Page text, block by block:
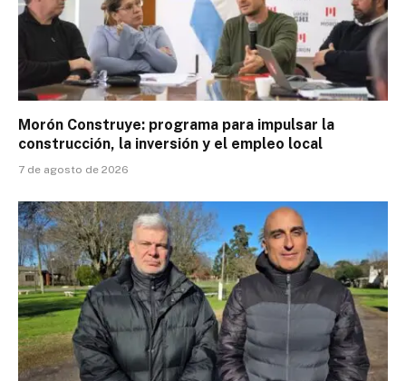
Morón Construye: programa para impulsar la
construcción, la inversión y el empleo local
7 de agosto de 2026